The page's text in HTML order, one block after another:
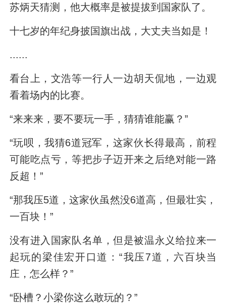
苏炳天猜测，他大概率是被提拔到国家队了。
十七岁的年纪身披国旗出战，大丈夫当如是！
......
看台上，文浩等一行人一边胡天侃地，一边观
看着场内的比赛。
“来来来，要不要玩一手，猜猜谁能赢？”
“玩呗，我猜6道冠军，这家伙长得最高，前程
可能吃点亏，等把步子迈开来之后绝对能一路
反超！”
“那我压5道，这家伙虽然没6道高，但最壮实，
一百块！”
没有进入国家队名单，但是被温永义给拉来一
起玩的梁佳宏开口道：“我压7道，六百块当
庄，怎么样？”
“卧槽？小梁你这么敢玩的？”